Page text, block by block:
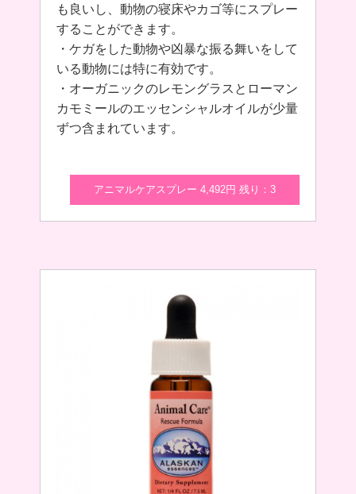
も良いし、動物の寝床やカゴ等にスプレー
することができます。
・ケガをした動物や凶暴な振る舞いをして
いる動物には特に有効です。
・オーガニックのレモングラスとローマン
カモミールのエッセンシャルオイルが少量
ずつ含まれています。
アニマルケアスプレー 4,492円 残り：3